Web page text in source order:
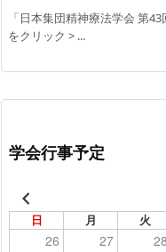
「日本集団精神療法学会 第
をクリック > ...
学会行事予定
日 月 火
26 27 28